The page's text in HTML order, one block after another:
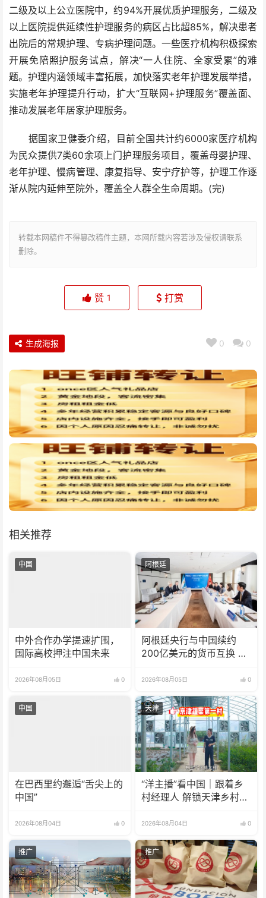
二级及以上公立医院中，约94%开展优质护理服务，二级及
以上医院提供延续性护理服务的病区占比超85%，解决患者
出院后的常规护理、专病护理问题。一些医疗机构积极探索
开展免陪照护服务试点，解决“一人住院、全家受累”的难
题。护理内涵领域丰富拓展，加快落实老年护理发展举措，
实施老年护理提升行动，扩大“互联网+护理服务”覆盖面、
推动发展老年居家护理服务。
据国家卫健委介绍，目前全国共计约6000家医疗机构
为民众提供7类60余项上门护理服务项目，覆盖母婴护理、
老年护理、慢病管理、康复指导、安宁疗护等，护理工作逐
渐从院内延伸至院外，覆盖全人群全生命周期。(完)
转载本网稿件不得篡改稿件主题，本网所载内容若涉及侵权请联系
删除。
赞 1 打赏
0 0
生成海报
相关推荐
中国
中外合作办学提速扩围，
国际高校押注中国未来
2026年08月05日 0
阿根廷
阿根廷央行与中国续约
200亿美元的货币互换 有
2026年08月05日 0
中国
在巴西里约邂逅“舌尖上的
中国”
2026年08月04日 0
天津
“洋主播”看中国｜跟着乡
村经理人 解锁天津乡村振
2026年08月04日 0
推广 推广